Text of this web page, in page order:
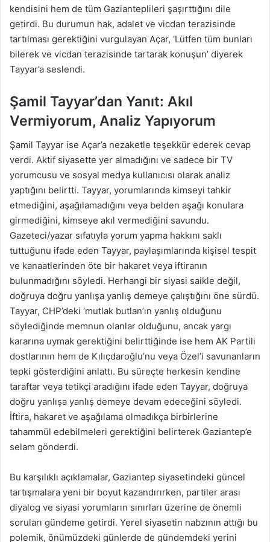
kendisini hem de tüm Gazianteplileri şaşırttığını dile
getirdi. Bu durumun hak, adalet ve vicdan terazisinde
tartılması gerektiğini vurgulayan Açar, ‘Lütfen tüm bunları
bilerek ve vicdan terazisinde tartarak konuşun’ diyerek
Tayyar’a seslendi.
Şamil Tayyar’dan Yanıt: Akıl
Vermiyorum, Analiz Yapıyorum
Şamil Tayyar ise Açar’a nezaketle teşekkür ederek cevap
verdi. Aktif siyasette yer almadığını ve sadece bir TV
yorumcusu ve sosyal medya kullanıcısı olarak analiz
yaptığını belirtti. Tayyar, yorumlarında kimseyi tahkir
etmediğini, aşağılamadığını veya belden aşağı konulara
girmediğini, kimseye akıl vermediğini savundu.
Gazeteci/yazar sıfatıyla yorum yapma hakkını saklı
tuttuğunu ifade eden Tayyar, paylaşımlarında kişisel tespit
ve kanaatlerinden öte bir hakaret veya iftiranın
bulunmadığını söyledi. Herhangi bir siyasi saikle değil,
doğruya doğru yanlışa yanlış demeye çalıştığını öne sürdü.
Tayyar, CHP’deki ‘mutlak butlan’ın yanlış olduğunu
söylediğinde memnun olanlar olduğunu, ancak yargı
kararına uymak gerektiğini belirttiğinde ise hem AK Partili
dostlarının hem de Kılıçdaroğlu’nu veya Özel’i savunanların
tepki gösterdiğini anlattı. Bu süreçte herkesin kendine
taraftar veya tetikçi aradığını ifade eden Tayyar, doğruya
doğru yanlışa yanlış demeye devam edeceğini söyledi.
İftira, hakaret ve aşağılama olmadıkça birbirlerine
tahammül edebilmeleri gerektiğini belirterek Gaziantep’e
selam gönderdi.
Bu karşılıklı açıklamalar, Gaziantep siyasetindeki güncel
tartışmalara yeni bir boyut kazandırırken, partiler arası
diyalog ve siyasi yorumların sınırları üzerine de önemli
soruları gündeme getirdi. Yerel siyasetin nabzının attığı bu
polemik, önümüzdeki günlerde de gündemdeki yerini